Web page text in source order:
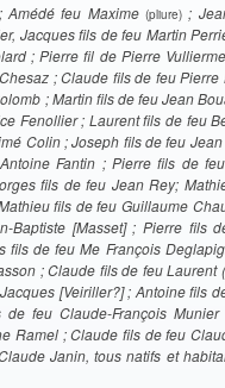
feu Maxime (pliure) ;
Jacques fils de feu Martin
; Pierre fil de Pierre
; Claude fils de feu
; Martin fils de feu Jean
Fenollier ; Laurent fils de feu
Colin ; Joseph fils de feu
Fantin ; Pierre fils de
fils de feu Jean Rey;
fils de feu Guillaume
Baptiste [Masset] ; Pierre fils
fils de feu Me François
; Claude fils de feu
[Veiriller?] ; Antoine fils
feu Claude-François
Ramel ; Claude fils de feu
Janin, tous natifs et